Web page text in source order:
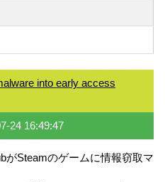
into early access
24 16:49:47
がSteamのゲームに情報窃取マ